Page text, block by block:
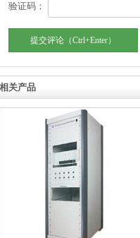
验证码：
相关产品